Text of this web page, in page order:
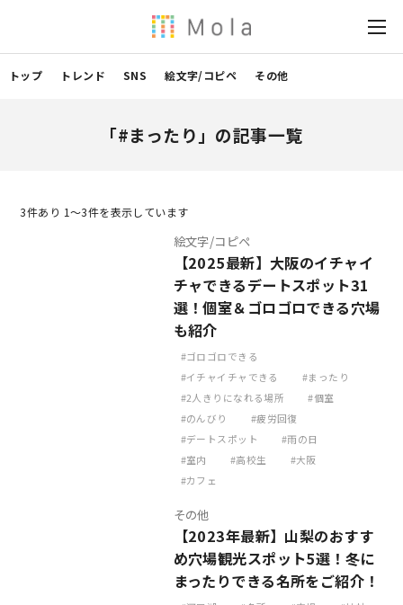
トップ トレンド SNS 絵文字/コピペ その他
「#まったり」の記事一覧
3件あり 1〜3件を表示しています
絵文字/コピペ
【2025最新】大阪のイチャイ
チャできるデートスポット31
選！個室＆ゴロゴロできる穴場
も紹介
ゴロゴロできる
イチャイチャできる
まったり
2人きりになれる場所
個室
のんびり
疲労回復
デートスポット
雨の日
室内
高校生
大阪
カフェ
その他
【2023年最新】山梨のおすす
め穴場観光スポット5選！冬に
まったりできる名所をご紹介！